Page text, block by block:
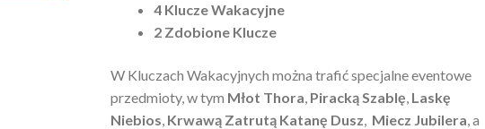
4 Klucze Wakacyjne
2 Zdobione Klucze
W Kluczach Wakacyjnych można trafić specjalne eventowe
przedmioty, w tym Młot Thora Piracką Szablę Laskę
Niebios Krwawą Zatrutą Katanę Dusz Miecz Jubilera , a